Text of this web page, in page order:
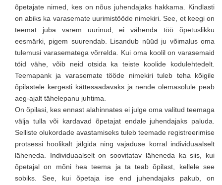
õpetajate nimed, kes on nõus juhendajaks hakkama. Kindlasti
on abiks ka varasemate uurimistööde nimekiri. See, et keegi on
teemat juba varem uurinud, ei vähenda töö õpetuslikku
eesmärki, pigem suurendab. Lisandub nüüd ju võimalus oma
tulemusi varasematega võrrelda. Kui oma koolil on varasemaid
töid vähe, võib neid otsida ka teiste koolide kodulehtedelt.
Teemapank ja varasemate tööde nimekiri tuleb teha kõigile
õpilastele kergesti kättesaadavaks ja nende olemasolule peab
aeg-ajalt tähelepanu juhtima.
On õpilasi, kes ennast alahinnates ei julge oma valitud teemaga
välja tulla või kardavad õpetajat endale juhendajaks paluda.
Selliste olukordade avastamiseks tuleb teemade registreerimise
protsessi hoolikalt jälgida ning vajaduse korral individuaalselt
läheneda. Individuaalselt on soovitatav läheneda ka siis, kui
õpetajal on mõni hea teema ja ta teab õpilast, kellele see
sobiks. See, kui õpetaja ise end juhendajaks pakub, on